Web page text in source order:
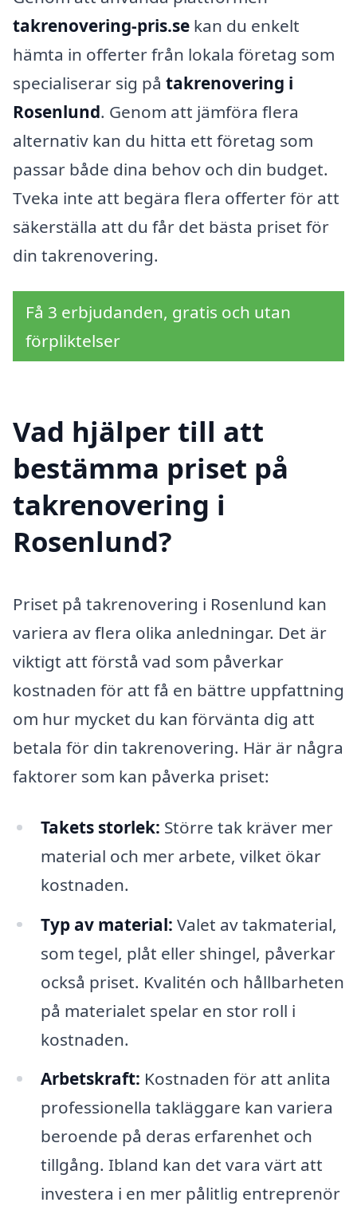
takrenovering-pris.se kan du enkelt
hämta in offerter från lokala företag som
specialiserar sig på takrenovering i
Rosenlund. Genom att jämföra flera
alternativ kan du hitta ett företag som
passar både dina behov och din budget.
Tveka inte att begära flera offerter för att
säkerställa att du får det bästa priset för
din takrenovering.
Få 3 erbjudanden, gratis och utan
förpliktelser
Vad hjälper till att
bestämma priset på
takrenovering i
Rosenlund?
Priset på takrenovering i Rosenlund kan
variera av flera olika anledningar. Det är
viktigt att förstå vad som påverkar
kostnaden för att få en bättre uppfattning
om hur mycket du kan förvänta dig att
betala för din takrenovering. Här är några
faktorer som kan påverka priset:
Takets storlek: Större tak kräver mer
material och mer arbete, vilket ökar
kostnaden.
Typ av material: Valet av takmaterial,
som tegel, plåt eller shingel, påverkar
också priset. Kvalitén och hållbarheten
på materialet spelar en stor roll i
kostnaden.
Arbetskraft: Kostnaden för att anlita
professionella takläggare kan variera
beroende på deras erfarenhet och
tillgång. Ibland kan det vara värt att
investera i en mer pålitlig entreprenör